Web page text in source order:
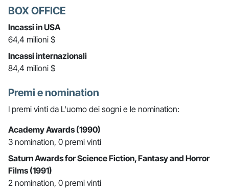
BOX OFFICE
Incassi in USA
64,4 milioni $
Incassi internazionali
84,4 milioni $
Premi e nomination
I premi vinti da L'uomo dei sogni e le nomination:
Academy Awards (1990)
3 nomination, 0 premi vinti
Saturn Awards for Science Fiction, Fantasy and Horror
Films (1991)
2 nomination, 0 premi vinti